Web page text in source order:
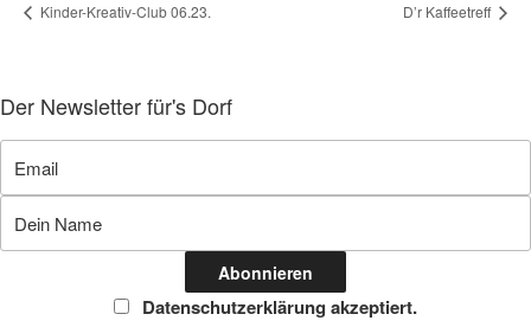
Kinder-Kreativ-Club 06.23. D’r Kaffeetreff
Der Newsletter für's Dorf
Datenschutzerklärung akzeptiert.